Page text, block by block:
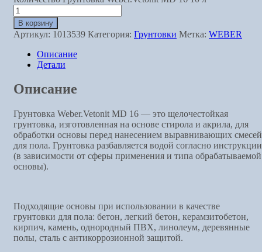
В корзину
Артикул: 1013539 Категория: Грунтовки Метка: WEBER
Описание
Детали
Описание
Грунтовка Weber.Vetonit MD 16 — это щелочестойкая
грунтовка, изготовленная на основе стирола и акрила, для
обработки основы перед нанесением выравнивающих смесей
для пола. Грунтовка разбавляется водой согласно инструкции
(в зависимости от сферы применения и типа обрабатываемой
основы).
Подходящие основы при использовании в качестве
грунтовки для пола: бетон, легкий бетон, керамзитобетон,
кирпич, камень, однородный ПВХ, линолеум, деревянные
полы, сталь с антикоррозионной защитой.